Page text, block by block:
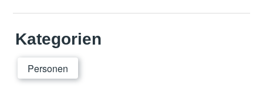
Kategorien
Personen